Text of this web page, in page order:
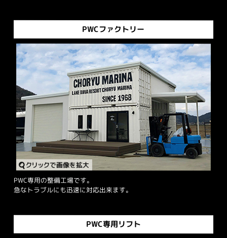
PWCファクトリー
PWC専用の整備工場です。
急なトラブルにも迅速に対応出来ます。
PWC専用リフト